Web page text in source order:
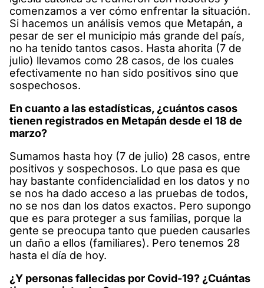
comenzamos a ver cómo enfrentar la situación.
Si hacemos un análisis vemos que Metapán, a
pesar de ser el municipio más grande del país,
no ha tenido tantos casos. Hasta ahorita (7 de
julio) llevamos como 28 casos, de los cuales
efectivamente no han sido positivos sino que
sospechosos.
En cuanto a las estadísticas, ¿cuántos casos
tienen registrados en Metapán desde el 18 de
marzo?
Sumamos hasta hoy (7 de julio) 28 casos, entre
positivos y sospechosos. Lo que pasa es que
hay bastante confidencialidad en los datos y no
se nos ha dado acceso a las pruebas de todos,
no se nos dan los datos exactos. Pero supongo
que es para proteger a sus familias, porque la
gente se preocupa tanto que pueden causarles
un daño a ellos (familiares). Pero tenemos 28
hasta el día de hoy.
¿Y personas fallecidas por Covid-19? ¿Cuántas